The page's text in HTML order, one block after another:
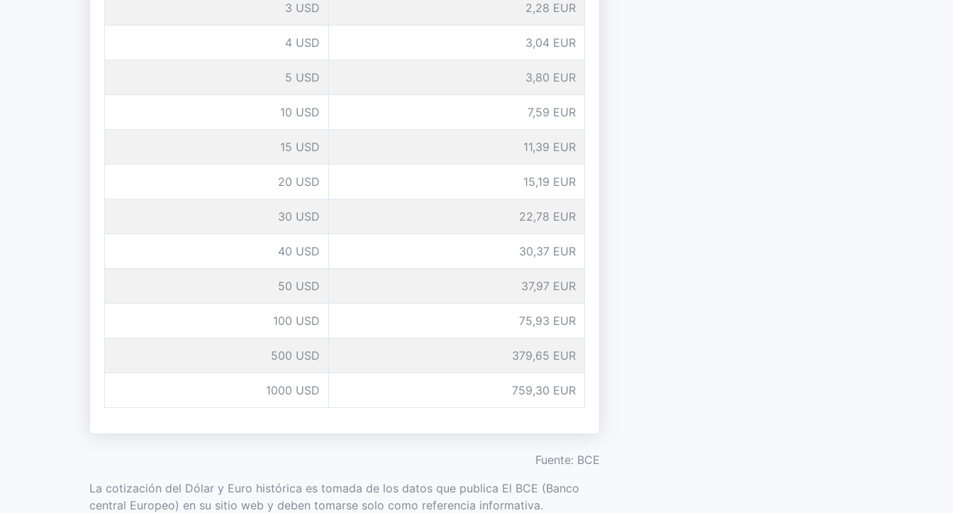
3 USD 2,28 EUR
4 USD 3,04 EUR
5 USD 3,80 EUR
10 USD 7,59 EUR
15 USD 11,39 EUR
20 USD 15,19 EUR
30 USD 22,78 EUR
40 USD 30,37 EUR
50 USD 37,97 EUR
100 USD 75,93 EUR
500 USD 379,65 EUR
1000 USD 759,30 EUR
Fuente: BCE
La cotización del Dólar y Euro histórica es tomada de los datos que publica El BCE (Banco
central Europeo) en su sitio web y deben tomarse solo como referencia informativa.